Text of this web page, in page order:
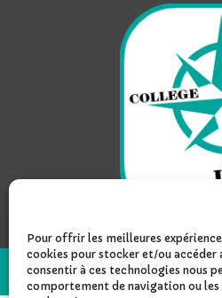
Pour offrir les meilleures
cookies pour stocker et/ou
consentir à ces technologies nous
comportement de navigation ou les
Design de